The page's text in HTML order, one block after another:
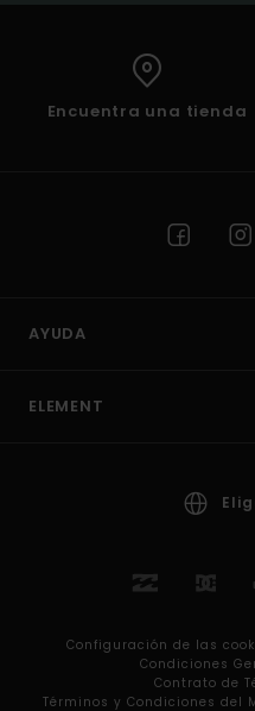
Encuentra una tienda
AYUDA
ELEMENT
Configuración de las
Condiciones
Contrato de
Términos y Condiciones del